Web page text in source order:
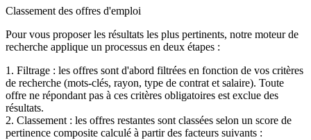
Classement des offres d'emploi
Pour vous proposer les résultats les plus pertinents, notre moteur de
recherche applique un processus en deux étapes :
1. Filtrage : les offres sont d'abord filtrées en fonction de vos critères
de recherche (mots-clés, rayon, type de contrat et salaire). Toute
offre ne répondant pas à ces critères obligatoires est exclue des
résultats.
2. Classement : les offres restantes sont classées selon un score de
pertinence composite calculé à partir des facteurs suivants :